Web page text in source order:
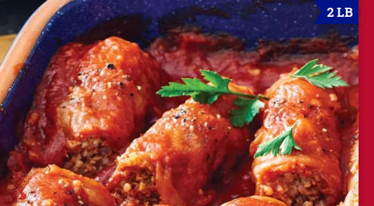
2 LB